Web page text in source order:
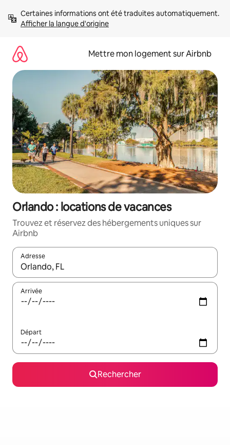
directement
Afficher la langue d'origine
Mettre mon logement sur Airbnb
Orlando : locations de vacances
Trouvez et réservez des hébergements uniques sur
Airbnb
Adresse
Lorsque les résultats s'affichent, utilisez les flèches vers le
Arrivée
Départ
Rechercher